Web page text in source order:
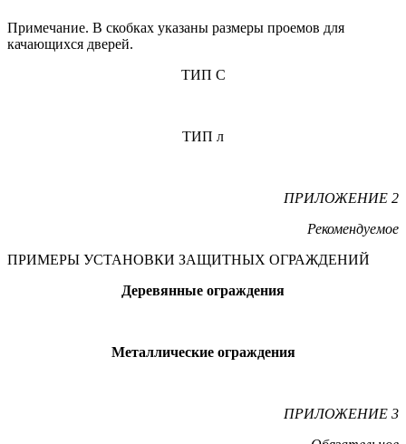
Примечание. В скобках указаны размеры проемов для
качающихся дверей.
ТИП С
ТИП л
ПРИЛОЖЕНИЕ 2
Рекомендуемое
ПРИМЕРЫ УСТАНОВКИ ЗАЩИТНЫХ ОГРАЖДЕНИЙ
Деревянные ограждения
Металлические ограждения
ПРИЛОЖЕНИЕ 3